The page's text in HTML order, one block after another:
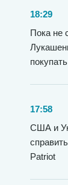
18:29
Пока не
17:58
США и
Patriot